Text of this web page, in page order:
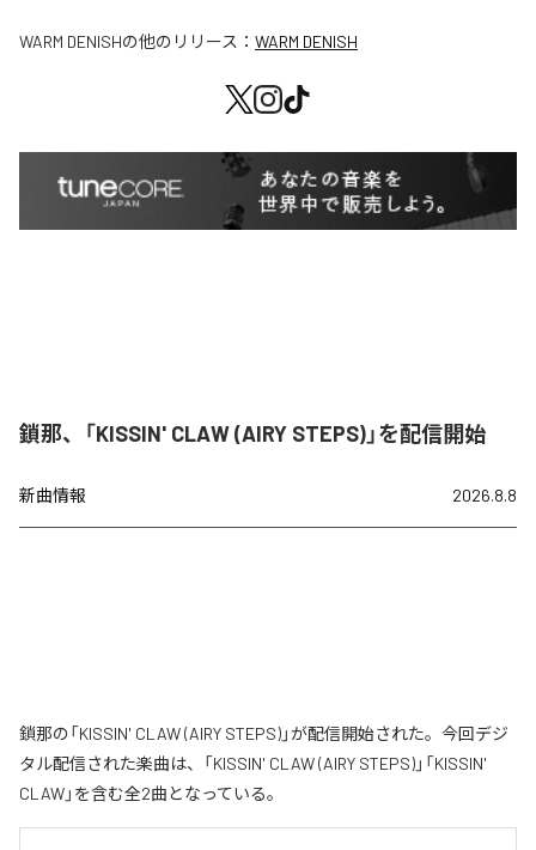
WARM DENISHの他のリリース： WARM DENISH
鎖那、「KISSIN' CLAW (AIRY STEPS)」を配信開始
新曲情報 2026.8.8
鎖那の「KISSIN' CLAW (AIRY STEPS)」が配信開始された。今回デジ
タル配信された楽曲は、「KISSIN' CLAW (AIRY STEPS)」「KISSIN'
CLAW」を含む全2曲となっている。